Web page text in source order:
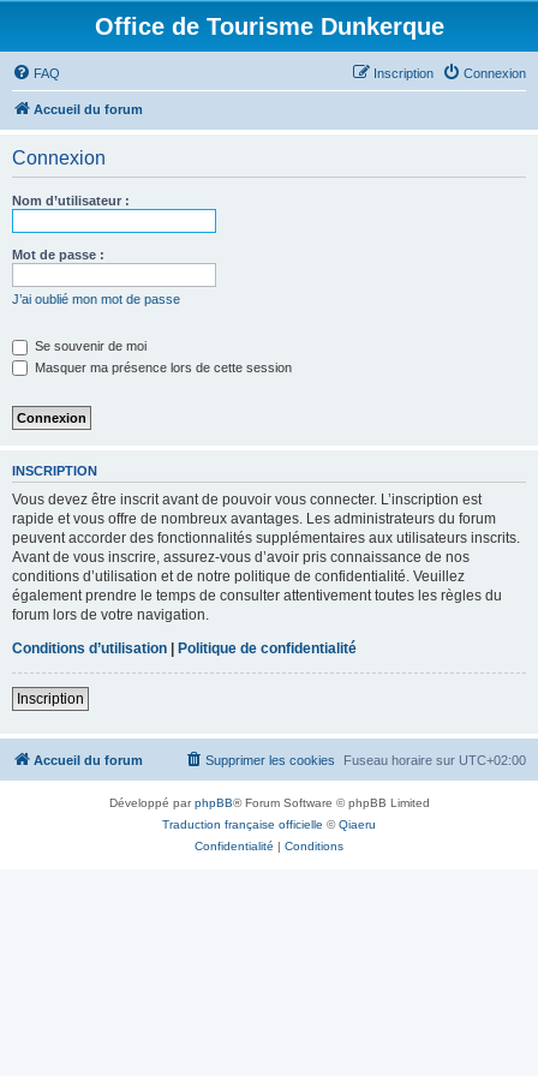
Office de Tourisme Dunkerque
FAQ Connexion
Inscription
Accueil du forum
Connexion
Nom d’utilisateur :
Mot de passe :
J’ai oublié mon mot de passe
Se souvenir de moi
Masquer ma présence lors de cette session
INSCRIPTION
Vous devez être inscrit avant de pouvoir vous connecter. L’inscription est
rapide et vous offre de nombreux avantages. Les administrateurs du forum
peuvent accorder des fonctionnalités supplémentaires aux utilisateurs inscrits.
Avant de vous inscrire, assurez-vous d’avoir pris connaissance de nos
conditions d’utilisation et de notre politique de confidentialité. Veuillez
également prendre le temps de consulter attentivement toutes les règles du
forum lors de votre navigation.
Conditions d’utilisation | Politique de confidentialité
Inscription
Accueil du forum Fuseau horaire sur UTC+02:00
Supprimer les cookies
Développé parphpBB® Forum Software © phpBB Limited
Traduction française officielle ©Qiaeru
Confidentialité | Conditions